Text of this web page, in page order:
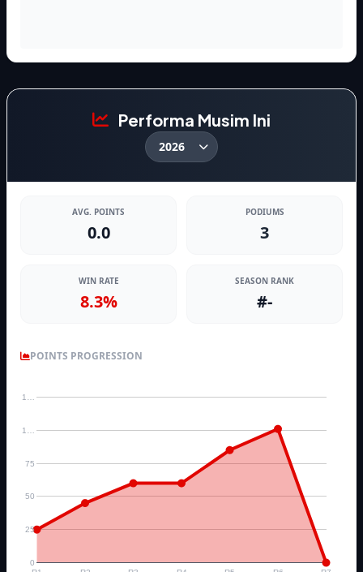
Performa Musim Ini
AVG. POINTS
0.0
PODIUMS
3
WIN RATE
8.3%
SEASON RANK
#-
POINTS PROGRESSION
0
25
50
75
1…
1…